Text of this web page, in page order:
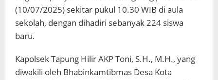
(10/07/2025) sekitar pukul 10.30 WIB di aula
sekolah, dengan dihadiri sebanyak 224 siswa
baru.
Kapolsek Tapung Hilir AKP Toni, S.H., M.H., yang
diwakili oleh Bhabinkamtibmas Desa Kota